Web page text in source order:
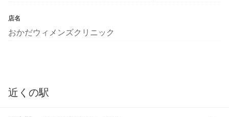
店名
おかだウィメンズクリニック
近くの駅